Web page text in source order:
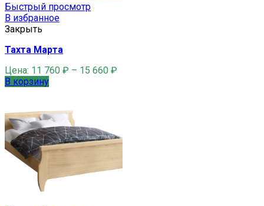
Быстрый просмотр
В избранное
Закрыть
Тахта Марта
Цена: 11 760 ₽ – 15 660 ₽
В корзину